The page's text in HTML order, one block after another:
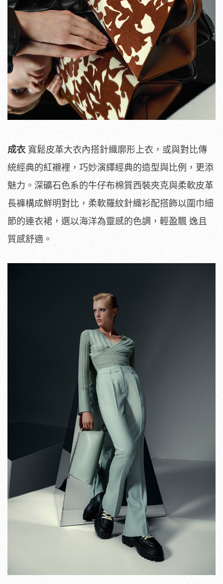
成衣 寬鬆皮革大衣內搭針織廓形上衣，或與對比傳
統經典的紅襯裡，巧妙演繹經典的造型與比例，更添
魅力。深礦石色系的牛仔布棉質西裝夾克與柔軟皮革
長褲構成鮮明對比，柔軟羅紋針織衫配搭飾以圍巾細
節的連衣裙，選以海洋為靈感的色調，輕盈飄 逸且
質感舒適。